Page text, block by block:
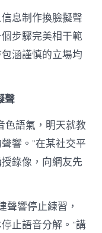
息制作換臉擬聲
步驟完美相干範
涵謹慎的立場均
聲
色語氣，明天就教
響。”在某社交平
錄像，向網友先
聲響停止練習，
止語音分解。”講